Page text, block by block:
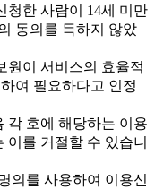
청한 사람이 14세 미만
동의를 득하지 않았
원이 서비스의 효율적
여 필요하다고 인정
호에 해당하는 이용
이를 거절할 수 있습니
의를 사용하여 이용신